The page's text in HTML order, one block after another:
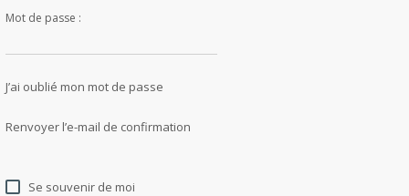
Mot de passe :
J’ai oublié mon mot de passe
Renvoyer l’e-mail de confirmation
Se souvenir de moi